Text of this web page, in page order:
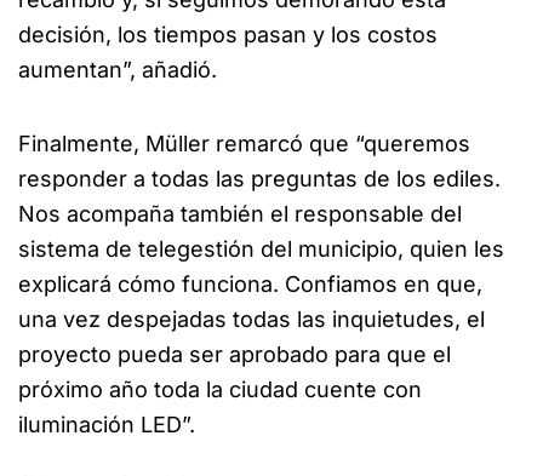
decisión, los tiempos pasan y los costos
aumentan”, añadió.
Finalmente, Müller remarcó que “queremos
responder a todas las preguntas de los ediles.
Nos acompaña también el responsable del
sistema de telegestión del municipio, quien les
explicará cómo funciona. Confiamos en que,
una vez despejadas todas las inquietudes, el
proyecto pueda ser aprobado para que el
próximo año toda la ciudad cuente con
iluminación LED”.